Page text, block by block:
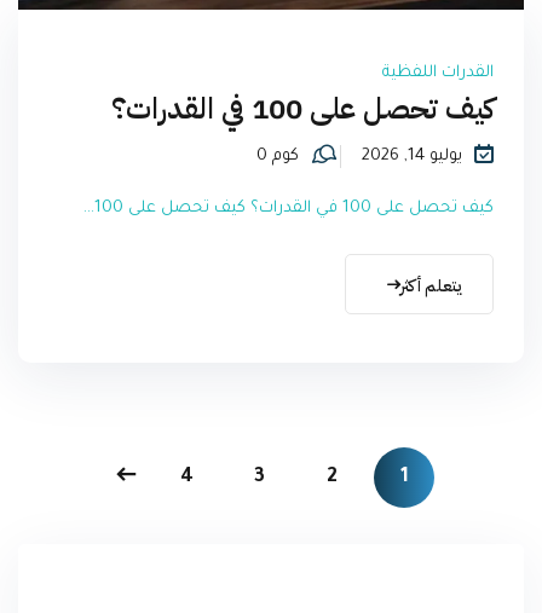
القدرات اللفظية
كيف تحصل على 100 في القدرات؟
يوليو 14, 2026 كوم 0
كيف تحصل على 100 في القدرات؟ كيف تحصل على 100...
يتعلم أكثر
1
2
3
4